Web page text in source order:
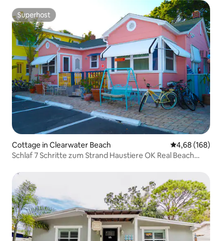
Superhost
Superhost
Cottage in Clearwater Beach
4,68 (168)
Schlaf 7 Schritte zum Strand Haustiere OK Real Beach